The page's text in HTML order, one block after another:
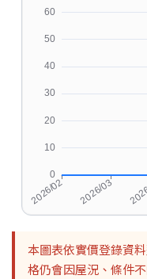
本圖表依實價登錄資
格仍會因屋況、條件